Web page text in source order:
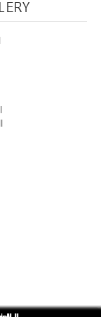
марта 2026 г., г.
г., г. Мосты, ул.
- 1 марта 2026 г., г.
2026 г., г.